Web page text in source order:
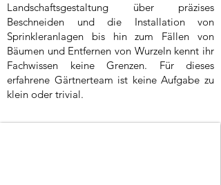
Landschaftsgestaltung über präzises
Beschneiden und die Installation von
Sprinkleranlagen bis hin zum Fällen von
Bäumen und Entfernen von Wurzeln kennt ihr
Fachwissen keine Grenzen. Für dieses
erfahrene Gärtnerteam ist keine Aufgabe zu
klein oder trivial.